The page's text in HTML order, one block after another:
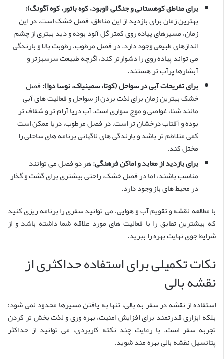
برای مناطق کوهستانی و جنگلی (اوبود، کوه باتور، کوه آگونگ):
بهترین زمان برای بازدید از این مناطق، فصل خشک است. در این
زمان، مسیرهای پیاده روی کمتر گل آلود بوده و دید بهتری از چشم
اندازهای طبیعی وجود دارد. در فصل مرطوب، رطوبت بالا و بارندگی
می تواند پیاده روی را دشوارتر کند، اگرچه طبیعت سرسبزتر و
آبشارها پرآب تر هستند.
برای تفریحات آبی در سواحل (کوتا، سمینیاک، نوسا دوا):فصل
خشک بهترین زمان برای لذت بردن از سواحل و فعالیت های آبی
مانند شنا، غواصی و موج سواری است. آب دریا آرام تر و شفاف تر
بوده و آفتاب درخشان تر است. در فصل مرطوب، دریا ممکن است
کمی متلاطم تر باشد و بارندگی های ناگهانی برنامه های ساحلی را
مختل کند.
برای بازدید از معابد و اماکن فرهنگی:هر دو فصل می توانند
مناسب باشند، اما در فصل خشک، راحتی بیشتری برای گشت و گذار
در محیط های باز وجود دارد.
با مطالعه نقشه و تقویم آب و هوایی، می توانید سفری را برنامه ریزی کنید
که بیشترین تطابق را با فعالیت های مورد علاقه شما داشته باشد و از
شرایط جوی نهایت بهره را ببرید.
نکات تکمیلی برای استفاده حداکثری از
نقشه بالی
استفاده از نقشه در سفر به بالی، تنها به یافتن مسیرها محدود نمی شود؛
بلکه ابزاری قدرتمند برای افزایش امنیت، بهره وری و لذت بخش تر کردن
تجربه سفر است. با رعایت چند نکته کاربردی، می توانید از حداکثر
پتانسیل نقشه بالی بهره مند شوید.